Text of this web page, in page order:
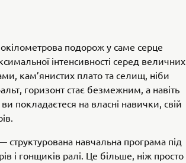
подорож у саме серце
інтенсивності серед величних
кам’янистих плато та селищ, ніби
горизонт стає безмежним, а навіть
покладаєтеся на власні навички, свій
навчальна програма під
і гонщиків ралі. Це більше, ніж просто